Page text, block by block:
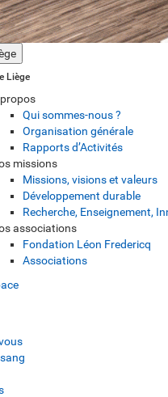
Liège
Qui sommes-nous ?
Organisation générale
Rapports d’Activités
missions
Missions, visions et valeurs
Développement durable
Recherche, Enseignement,
associations
Fondation Léon Fredericq
Associations